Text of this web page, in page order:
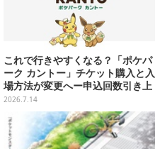
これで行きやすくなる？「ポケパ
ーク カントー」チケット購入と入
場方法が変更へー申込回数引き上
げや本人確認を実施
2026.7.14